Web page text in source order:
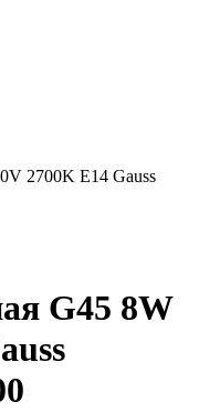
2700K E14 Gauss
G45 8W